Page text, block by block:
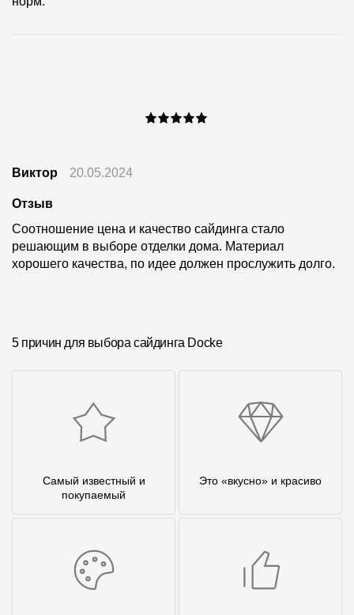
Виктор 20.05.2024
Отзыв
Соотношение цена и качество сайдинга стало
решающим в выборе отделки дома. Материал
хорошего качества, по идее должен прослужить долго.
5 причин для выбора сайдинга Docke
Самый известный и
покупаемый
Это «вкусно» и красиво